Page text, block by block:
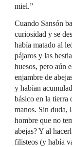
miel.”
Cuando Sansón
curiosidad y se
había matado al
pájaros y las
huesos, pero aún
enjambre de
y habían
básico en la tierra
manos. Sin duda,
hombre que no
abejas? Y al
filisteos (y había